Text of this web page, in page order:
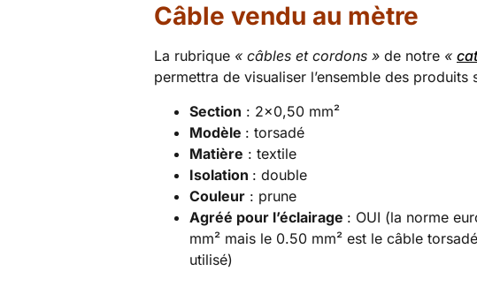
Câble vendu au mètre
La rubrique « câbles et cordons » de notre «
permettra de visualiser l’ensemble des produits
Section : 2×0,50 mm²
Modèle : torsadé
Matière : textile
Isolation : double
Couleur : prune
Agréé pour l’éclairage : OUI (la norme
mm² mais le 0.50 mm² est le câble
utilisé)